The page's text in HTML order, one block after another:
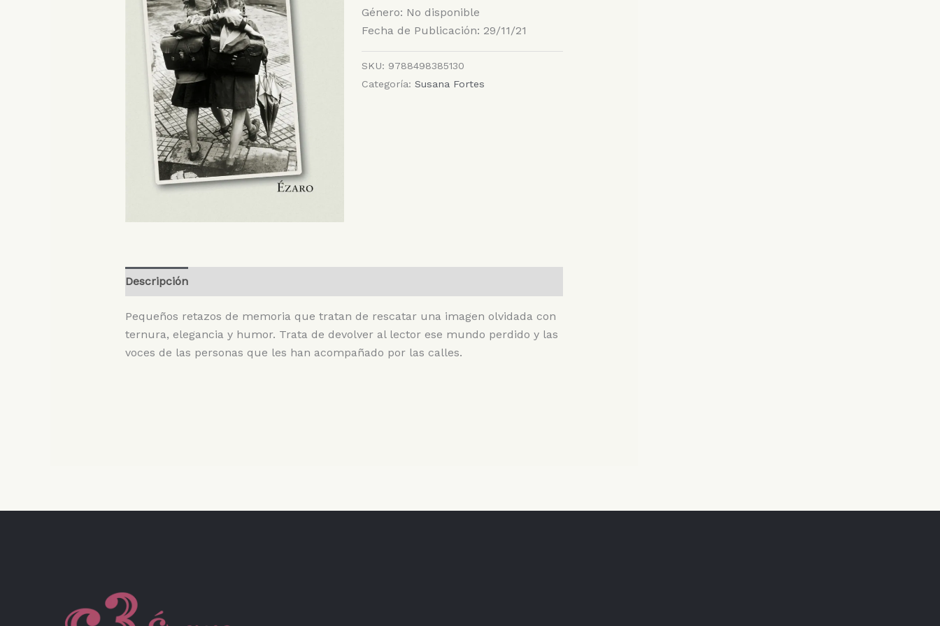
Género: No disponible
Fecha de Publicación: 29/11/21
SKU: 9788498385130
Categoría:Susana Fortes
Descripción
Pequeños retazos de memoria que tratan de rescatar una imagen olvidada con
ternura, elegancia y humor. Trata de devolver al lector ese mundo perdido y las
voces de las personas que les han acompañado por las calles.